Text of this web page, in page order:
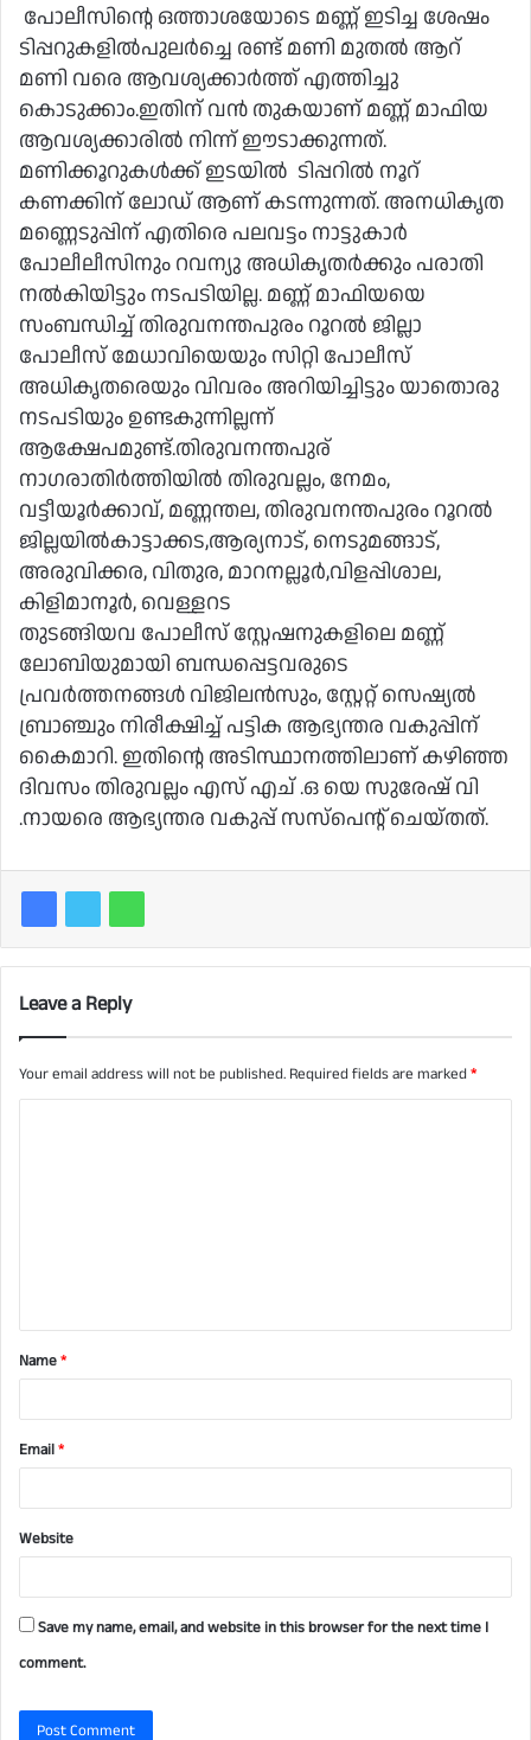
പോലീസിൻ്റെ ഒത്താശയോടെ മണ്ണ് ഇടിച്ച ശേഷം
ടിപ്പറുകളിൽപുലർച്ചെ രണ്ട് മണി മുതൽ ആറ്
മണി വരെ ആവശ്യക്കാർത്ത് എത്തിച്ചു
കൊടുക്കാം.ഇതിന് വൻ തുകയാണ് മണ്ണ് മാഫിയ
ആവശ്യക്കാരിൽ നിന്ന് ഈടാക്കുന്നത്.
മണിക്കൂറുകൾക്ക് ഇടയിൽ ടിപ്പറിൽ നൂറ്
കണക്കിന് ലോഡ് ആണ് കടന്നുന്നത്. അനധികൃത
മണ്ണെടുപ്പിന് എതിരെ പലവട്ടം നാട്ടുകാർ
പോലീലീസിനും റവന്യു അധികൃതർക്കും പരാതി
നൽകിയിട്ടും നടപടിയില്ല. മണ്ണ് മാഫിയയെ
സംബന്ധിച്ച് തിരുവനന്തപുരം റൂറൽ ജില്ലാ
പോലീസ് മേധാവിയെയും സിറ്റി പോലീസ്
അധികൃതരെയും വിവരം അറിയിച്ചിട്ടും യാതൊരു
നടപടിയും ഉണ്ടകുന്നില്ലന്ന്
ആക്ഷേപമുണ്ട്.തിരുവനന്തപുര്
നാഗരാതിർത്തിയിൽ തിരുവല്ലം, നേമം,
വട്ടീയൂർക്കാവ്, മണ്ണന്തല, തിരുവനന്തപുരം റൂറൽ
ജില്ലയിൽകാട്ടാക്കട,ആര്യനാട്, നെടുമങ്ങാട്,
അരുവിക്കര, വിതുര, മാറനല്ലൂർ,വിളപ്പിശാല,
കിളിമാനൂർ, വെള്ളറട
തുടങ്ങിയവ പോലീസ് സ്റ്റേഷനുകളിലെ മണ്ണ്
ലോബിയുമായി ബന്ധപ്പെട്ടവരുടെ
പ്രവർത്തനങ്ങൾ വിജിലൻസും, സ്റ്റേറ്റ് സെഷ്യൽ
ബ്രാഞ്ചും നിരീക്ഷിച്ച് പട്ടിക ആഭ്യന്തര വകുപ്പിന്
കൈമാറി. ഇതിൻ്റെ അടിസ്ഥാനത്തിലാണ് കഴിഞ്ഞ
ദിവസം തിരുവല്ലം എസ് എച് .ഒ യെ സുരേഷ് വി
.നായരെ ആഭ്യന്തര വകുപ്പ് സസ്പെൻ്റ് ചെയ്തത്.
Leave a Reply
Your email address will not be published. Required fields are marked*
t
*Name*
Email*
Website
Save my name, email, and website in this browser for the next time I
comment.